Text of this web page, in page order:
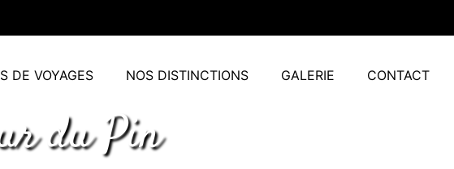
DE VOYAGES NOS DISTINCTIONS GALERIE CONTACT
du Pin